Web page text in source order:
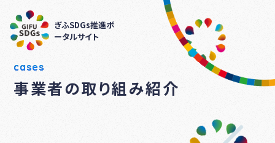
ぎふSDGs推進ポ
ータルサイト
cases
事業者の取り組み紹介